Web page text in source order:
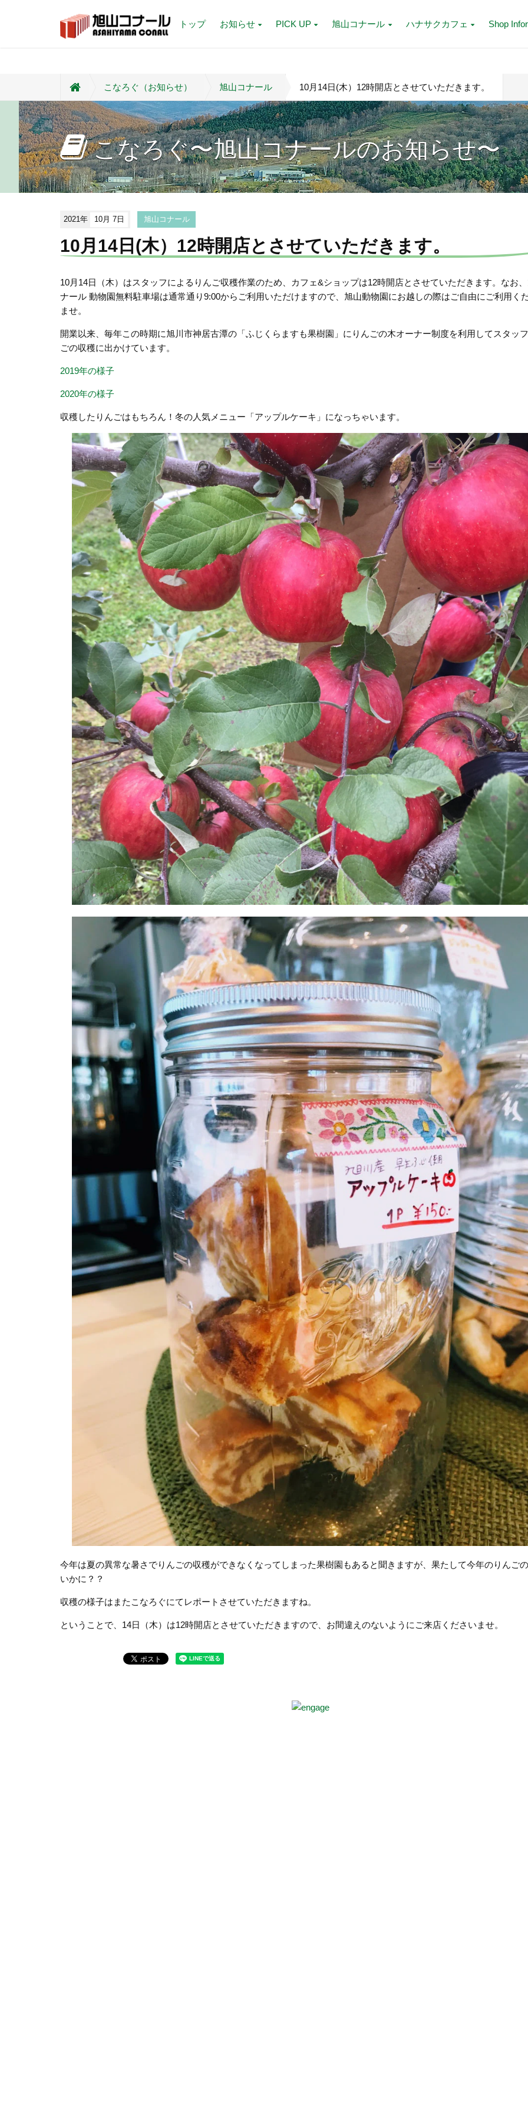
トップ お知らせ PICK UP 旭山コナール ハナサクカフェ Shop
こなろぐ（お知らせ） 旭山コナール 10月14日(木）12時開店とさせていただきます。
こなろぐ〜旭山コナールのお知らせ〜
2021年 10月 7日 旭山コナール
10月14日(木）12時開店とさせていただきます。
10月14日（木）はスタッフによるりんご収穫作業のため、カフェ&ショップは12時開店とさせていただきます。なお
ナール 動物園無料駐車場は通常通り9:00からご利用いただけますので、旭山動物園にお越しの際はご自由にご利用く
ませ。
開業以来、毎年この時期に旭川市神居古潭の「ふじくらますも果樹園」にりんごの木オーナー制度を利用してスタッ
ごの収穫に出かけています。
2019年の様子
2020年の様子
収穫したりんごはもちろん！冬の人気メニュー「アップルケーキ」になっちゃいます。
今年は夏の異常な暑さでりんごの収穫ができなくなってしまった果樹園もあると聞きますが、果たして今年のりんご
いかに？？
収穫の様子はまたこなろぐにてレポートさせていただきますね。
ということで、14日（木）は12時開店とさせていただきますので、お間違えのないようにご来店くださいませ。